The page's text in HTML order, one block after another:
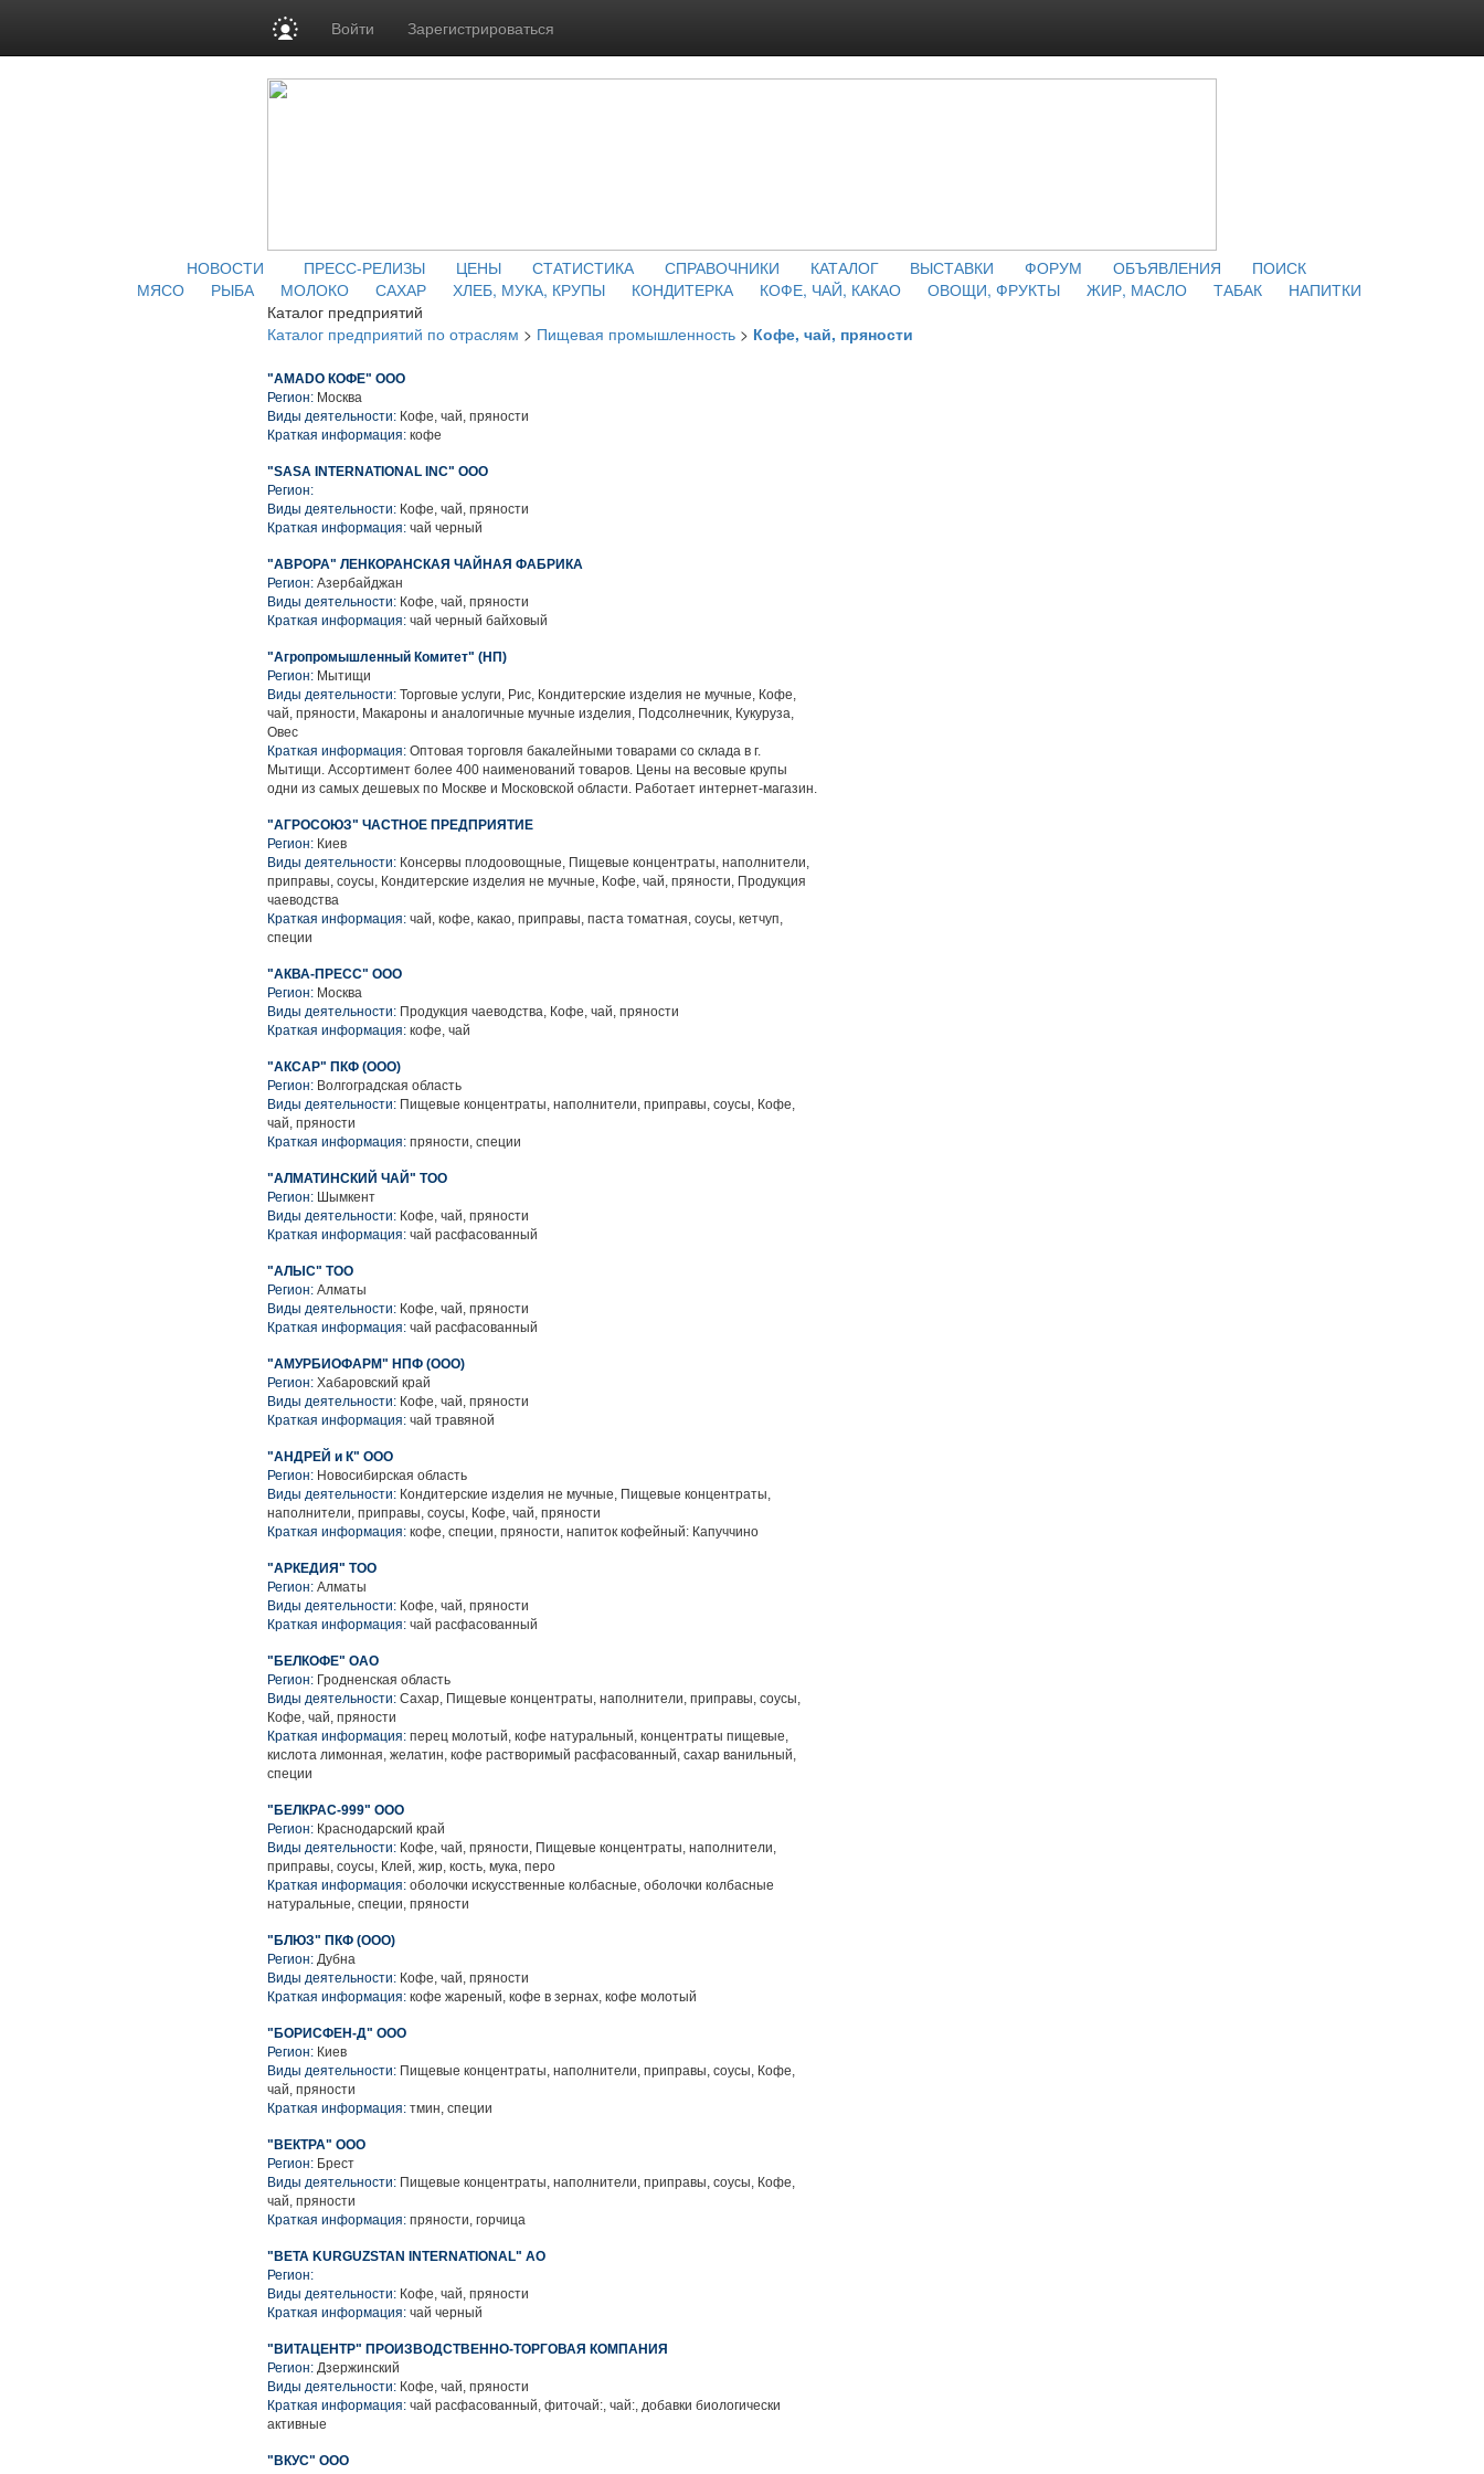
Войти Зарегистрироваться
НОВОСТИ ПРЕСС-РЕЛИЗЫ ЦЕНЫ СТАТИСТИКА СПРАВОЧНИКИ КАТАЛОГ ВЫСТАВКИ ФОРУМ ОБЪЯВЛЕНИЯ
ПОИСК
МЯСО
РЫБА МОЛОКО САХАР ХЛЕБ, МУКА, КРУПЫ КОНДИТЕРКА КОФЕ, ЧАЙ, КАКАО ОВОЩИ, ФРУКТЫ ЖИР, МАСЛО ТАБАК
НАПИТКИ
Каталог предприятий
Каталог предприятий по отраслям > Пищевая промышленность > Кофе, чай, пряности
"AMADO КОФЕ" ООО
Регион: Москва
Виды деятельности: Кофе, чай, пряности
Краткая информация: кофе
"SASA INTERNATIONAL INC" ООО
Регион:
Виды деятельности: Кофе, чай, пряности
Краткая информация: чай черный
"АВРОРА" ЛЕНКОРАНСКАЯ ЧАЙНАЯ ФАБРИКА
Регион: Азербайджан
Виды деятельности: Кофе, чай, пряности
Краткая информация: чай черный байховый
"Агропромышленный Комитет" (НП)
Регион: Мытищи
Виды деятельности: Торговые услуги, Рис, Кондитерские изделия не мучные, Кофе,
чай, пряности, Макароны и аналогичные мучные изделия, Подсолнечник, Кукуруза,
Овес
Краткая информация: Оптовая торговля бакалейными товарами со склада в г.
Мытищи. Ассортимент более 400 наименований товаров. Цены на весовые крупы
одни из самых дешевых по Москве и Московской области. Работает интернет-магазин.
"АГРОСОЮЗ" ЧАСТНОЕ ПРЕДПРИЯТИЕ
Регион: Киев
Виды деятельности: Консервы плодоовощные, Пищевые концентраты, наполнители,
приправы, соусы, Кондитерские изделия не мучные, Кофе, чай, пряности, Продукция
чаеводства
Краткая информация: чай, кофе, какао, приправы, паста томатная, соусы, кетчуп,
специи
"АКВА-ПРЕСС" ООО
Регион: Москва
Виды деятельности: Продукция чаеводства, Кофе, чай, пряности
Краткая информация: кофе, чай
"АКСАР" ПКФ (ООО)
Регион: Волгоградская область
Виды деятельности: Пищевые концентраты, наполнители, приправы, соусы, Кофе,
чай, пряности
Краткая информация: пряности, специи
"АЛМАТИНСКИЙ ЧАЙ" ТОО
Регион: Шымкент
Виды деятельности: Кофе, чай, пряности
Краткая информация: чай расфасованный
"АЛЫС" ТОО
Регион: Алматы
Виды деятельности: Кофе, чай, пряности
Краткая информация: чай расфасованный
"АМУРБИОФАРМ" НПФ (ООО)
Регион: Хабаровский край
Виды деятельности: Кофе, чай, пряности
Краткая информация: чай травяной
"АНДРЕЙ и К" ООО
Регион: Новосибирская область
Виды деятельности: Кондитерские изделия не мучные, Пищевые концентраты,
наполнители, приправы, соусы, Кофе, чай, пряности
Краткая информация: кофе, специи, пряности, напиток кофейный: Капуччино
"АРКЕДИЯ" ТОО
Регион: Алматы
Виды деятельности: Кофе, чай, пряности
Краткая информация: чай расфасованный
"БЕЛКОФЕ" ОАО
Регион: Гродненская область
Виды деятельности: Сахар, Пищевые концентраты, наполнители, приправы, соусы,
Кофе, чай, пряности
Краткая информация: перец молотый, кофе натуральный, концентраты пищевые,
кислота лимонная, желатин, кофе растворимый расфасованный, сахар ванильный,
специи
"БЕЛКРАС-999" ООО
Регион: Краснодарский край
Виды деятельности: Кофе, чай, пряности, Пищевые концентраты, наполнители,
приправы, соусы, Клей, жир, кость, мука, перо
Краткая информация: оболочки искусственные колбасные, оболочки колбасные
натуральные, специи, пряности
"БЛЮЗ" ПКФ (ООО)
Регион: Дубна
Виды деятельности: Кофе, чай, пряности
Краткая информация: кофе жареный, кофе в зернах, кофе молотый
"БОРИСФЕН-Д" ООО
Регион: Киев
Виды деятельности: Пищевые концентраты, наполнители, приправы, соусы, Кофе,
чай, пряности
Краткая информация: тмин, специи
"ВЕКТРА" ООО
Регион: Брест
Виды деятельности: Пищевые концентраты, наполнители, приправы, соусы, Кофе,
чай, пряности
Краткая информация: пряности, горчица
"ВЕТА KURGUZSTAN INTERNATIONAL" АО
Регион:
Виды деятельности: Кофе, чай, пряности
Краткая информация: чай черный
"ВИТАЦЕНТР" ПРОИЗВОДСТВЕННО-ТОРГОВАЯ КОМПАНИЯ
Регион: Дзержинский
Виды деятельности: Кофе, чай, пряности
Краткая информация: чай расфасованный, фиточай:, чай:, добавки биологически
активные
"ВКУС" ООО